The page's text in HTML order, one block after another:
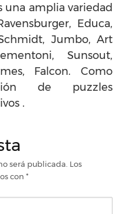
una amplia variedad
Educa,
Jumbo, Art
Sunsout,
Falcon. Como
de puzzles
.
será publicada. Los
con *